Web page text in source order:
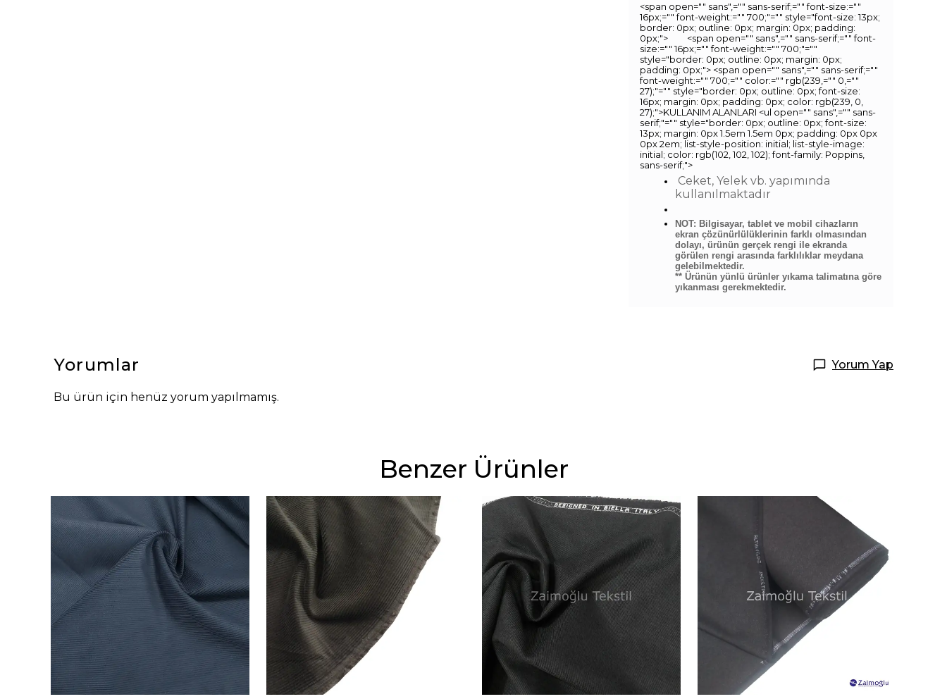
<span open="" sans",="" sans-serif;="" font-size:=""
16px;="" font-weight:="" 700;"="" style="font-size: 13px;
border: 0px; outline: 0px; margin: 0px; padding:
0px;">
<span open="" sans",="" sans-serif;="" font-
size:="" 16px;="" font-weight:="" 700;"=""
style="border: 0px; outline: 0px; margin: 0px;
padding: 0px;"> <span open="" sans",="" sans-serif;=""
font-weight:="" 700;="" color:="" rgb(239,="" 0,=""
27);"="" style="border: 0px; outline: 0px; font-size:
16px; margin: 0px; padding: 0px; color: rgb(239, 0,
27);">KULLANIM ALANLARI <ul open="" sans",="" sans-
serif;"="" style="border: 0px; outline: 0px; font-size:
13px; margin: 0px 1.5em 1.5em 0px; padding: 0px 0px
0px 2em; list-style-position: initial; list-style-image:
initial; color: rgb(102, 102, 102); font-family: Poppins,
sans-serif;">
Ceket, Yelek vb. yapımında
kullanılmaktadır
NOT: Bilgisayar, tablet ve mobil cihazların
ekran çözünürlülüklerinin farklı olmasından
dolayı, ürünün gerçek rengi ile ekranda
görülen rengi arasında farklılıklar meydana
gelebilmektedir.
** Ürünün yünlü ürünler yıkama talimatına göre
yıkanması gerekmektedir.
Yorumlar Yorum Yap
Bu ürün için henüz yorum yapılmamış.
Benzer Ürünler